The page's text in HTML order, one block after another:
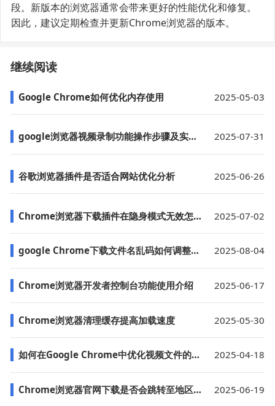
段。新版本的浏览器通常会带来更好的性能优化和修复。
因此，建议定期检查并更新Chrome浏览器的版本。
继续阅读
Google Chrome如何优化内存使用 2025-05-03
google浏览器视频录制功能操作步骤及实用技巧 2025-07-31
谷歌浏览器插件是否适合网站优化分析 2025-06-26
Chrome浏览器下载插件在隐身模式无效怎么办 2025-07-02
google Chrome下载文件名乱码如何调整语言设置 2025-08-04
Chrome浏览器开发者控制台功能使用介绍 2025-06-17
Chrome浏览器清理缓存提高加载速度 2025-05-30
如何在Google Chrome中优化视频文件的加载顺序 2025-04-18
Chrome浏览器官网下载是否会跳转至地区镜像 2025-06-19